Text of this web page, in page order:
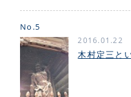
No.5
2016.01.22
木村定三と